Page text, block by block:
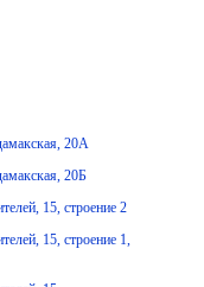
20А
20Б
15, строение 2
15, строение 1,